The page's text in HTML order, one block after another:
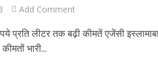
Add Comment
प्रति लीटर तक बढ़ी कीमतें एजेंसी
भारी...